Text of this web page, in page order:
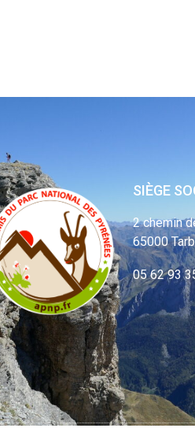
SIÈGE
2 chemin
65000
05 62 93